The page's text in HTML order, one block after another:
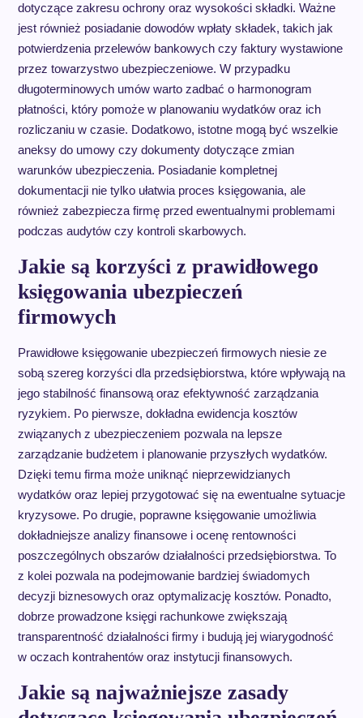
dotyczące zakresu ochrony oraz wysokości składki. Ważne
jest również posiadanie dowodów wpłaty składek, takich jak
potwierdzenia przelewów bankowych czy faktury wystawione
przez towarzystwo ubezpieczeniowe. W przypadku
długoterminowych umów warto zadbać o harmonogram
płatności, który pomoże w planowaniu wydatków oraz ich
rozliczaniu w czasie. Dodatkowo, istotne mogą być wszelkie
aneksy do umowy czy dokumenty dotyczące zmian
warunków ubezpieczenia. Posiadanie kompletnej
dokumentacji nie tylko ułatwia proces księgowania, ale
również zabezpiecza firmę przed ewentualnymi problemami
podczas audytów czy kontroli skarbowych.
Jakie są korzyści z prawidłowego
księgowania ubezpieczeń
firmowych
Prawidłowe księgowanie ubezpieczeń firmowych niesie ze
sobą szereg korzyści dla przedsiębiorstwa, które wpływają na
jego stabilność finansową oraz efektywność zarządzania
ryzykiem. Po pierwsze, dokładna ewidencja kosztów
związanych z ubezpieczeniem pozwala na lepsze
zarządzanie budżetem i planowanie przyszłych wydatków.
Dzięki temu firma może uniknąć nieprzewidzianych
wydatków oraz lepiej przygotować się na ewentualne sytuacje
kryzysowe. Po drugie, poprawne księgowanie umożliwia
dokładniejsze analizy finansowe i ocenę rentowności
poszczególnych obszarów działalności przedsiębiorstwa. To
z kolei pozwala na podejmowanie bardziej świadomych
decyzji biznesowych oraz optymalizację kosztów. Ponadto,
dobrze prowadzone księgi rachunkowe zwiększają
transparentność działalności firmy i budują jej wiarygodność
w oczach kontrahentów oraz instytucji finansowych.
Jakie są najważniejsze zasady